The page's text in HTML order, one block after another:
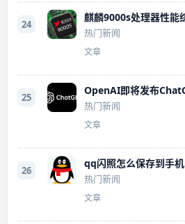
24
热门新闻
文章
25
热门新闻
文章
26
qq闪照怎么保存到手机
热门新闻
文章